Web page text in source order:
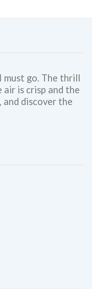
must go. The thrill
is crisp and the
and discover the